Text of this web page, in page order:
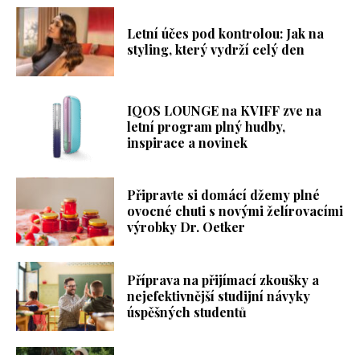
Letní účes pod kontrolou: Jak na
styling, který vydrží celý den
IQOS LOUNGE na KVIFF zve na
letní program plný hudby,
inspirace a novinek
Připravte si domácí džemy plné
ovocné chuti s novými želírovacími
výrobky Dr. Oetker
Příprava na přijímací zkoušky a
nejefektivnější studijní návyky
úspěšných studentů